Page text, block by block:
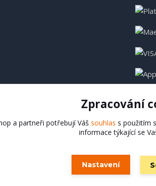
Hadladla.cz
Zpracování
a partneři potřebují Váš souhlas s použitím
informace týkající se
Nastavení